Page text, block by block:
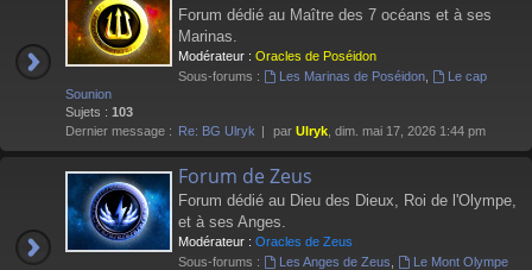
Forum dédié au Maître des 7 océans et à ses
Marinas.
Modérateur : Oracles de Poséidon
Sous-forums :
Les Marinas de Poséidon,
Le cap
Sounion
Sujets : 103
Dernier message : Re: BG Ulryk par Ulryk , dim. mai 17, 2026 1:44 pm
Forum de Zeus
Forum dédié au Dieu des Dieux, Roi de l'Olympe,
et à ses Anges.
Modérateur : Oracles de Zeus
Sous-forums :
Les Anges de Zeus
Le Mont Olympe